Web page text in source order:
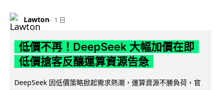
Lawton 1 日
低價不再！DeepSeek 大幅加價在即
低價搶客反釀運算資源告急
DeepSeek 因低價策略掀起需求熱潮，運算資源不勝負荷，官